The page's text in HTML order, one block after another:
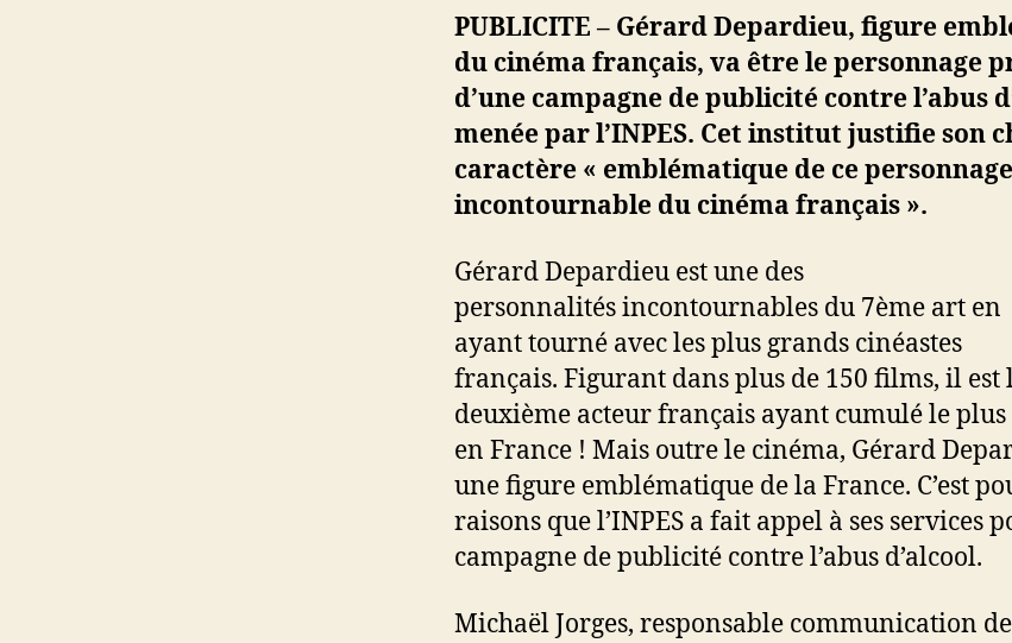
PUBLICITE – Gérard Depardieu, figure
du cinéma français, va être le personnage
d’une campagne de publicité contre l’abus
menée par l’INPES. Cet institut justifie son
caractère « emblématique de ce personnage
incontournable du cinéma français ».
Gérard Depardieu est une des
personnalités incontournables du 7ème art en
ayant tourné avec les plus grands cinéastes
français. Figurant dans plus de 150 films, il est
deuxième acteur français ayant cumulé le plus
en France ! Mais outre le cinéma, Gérard
une figure emblématique de la France. C’est
raisons que l’INPES a fait appel à ses services
campagne de publicité contre l’abus d’alcool.
Michaël Jorges, responsable communication de